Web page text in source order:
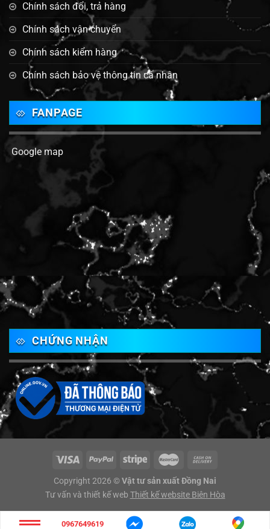
Chính sách đổi, trả hàng
Chính sách vận chuyển
Chính sách kiểm hàng
Chính sách bảo vệ thông tin cá nhân
FANPAGE
Google map
CHỨNG NHẬN
Copyright 2026 © Vật tư sản xuất Đồng Nai
Tư vấn và thiết kế web Thiết kế website Biên Hòa
0967649619